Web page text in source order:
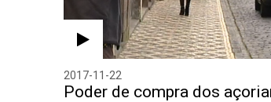
2017-11-22
Poder de compra dos